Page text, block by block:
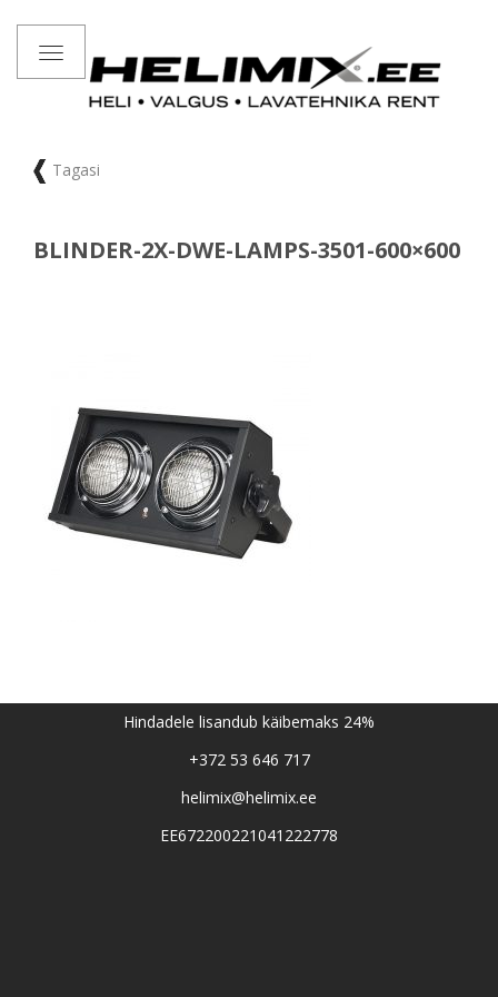
Toggle
navigation
Tagasi
BLINDER-2X-DWE-LAMPS-3501-600×600
Hindadele lisandub käibemaks 24%
+372 53 646 717
helimix@helimix.ee
EE672200221041222778